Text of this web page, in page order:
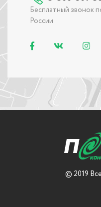
Бесплатный звонок
России
© 2019